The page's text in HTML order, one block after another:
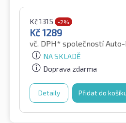
Kč1315 -2%
Kč1289
vč. DPH* společností Auto-
NA SKLADĚ
Doprava zdarma
Detaily Přidat do